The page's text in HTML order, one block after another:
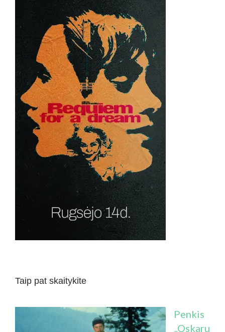
JAUTRIĄ
ISTORIJĄ
APIE
BUVIMĄ
YPATINGU
Taip pat skaitykite
Penkis
„Oskaru